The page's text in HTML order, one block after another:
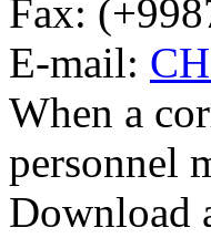
Fax:
E-mail:
When a
personnel
Download